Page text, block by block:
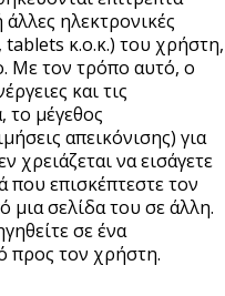
ηλεκτρονικές
κ.ο.κ.) του χρήστη,
Με τον τρόπο αυτό, ο
και τις
το μέγεθος
απεικόνισης) για
χρειάζεται να εισάγετε
που επισκέπτεστε τον
μια σελίδα του σε άλλη.
σε ένα
προς τον χρήστη.